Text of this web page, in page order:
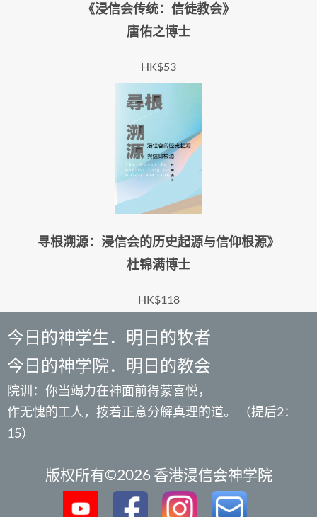
《浸信会传统：信徒教会》
唐佑之博士
HK$53
寻根溯源：浸信会的历史起源与信仰根源》
杜锦满博士
HK$118
今日的神学生．明日的牧者
今日的神学院．明日的教会
院训：你当竭力在神面前得蒙喜悦，
作无愧的工人，按着正意分解真理的道。 （提后2：
15）
版权所有©2026 香港浸信会神学院